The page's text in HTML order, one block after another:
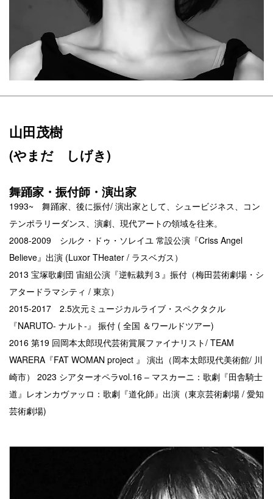
山田茂樹
(やまだ しげき)
舞踊家・振付師・演出家
1993~ 舞踊家、後に振付/ 演出家として、シュービジネス、コン
テンポラリーダンス、演劇、現代アートの領域を往来。
2008-2009 シルク・ドゥ・ソレイユ 常設公演『Criss Angel
Believe』出演 (Luxor THeater / ラスベガス）
2013 宝塚歌劇団 宙組公演『逆転裁判３』振付（梅田芸術劇場・シ
アタードラマシティ / 東京）
2015-2017 2.5次元ミュージカルライブ・スペクタクル
『NARUTO- ナルト-』 振付 ( 全国 ＆ワールドツアー)
2016 第19 回岡本太郎現代芸術賞展ファイナリスト/ TEAM
WARERA『FAT WOMAN project 』 演出（岡本太郎現代美術館/ 川
崎市） 2023 シアターオペラvol.16 ‒ マスカーニ：歌劇『田舎騎士
道』レオンカヴァッロ：歌劇『道化師』出演（東京芸術劇場 / 愛知
芸術劇場)